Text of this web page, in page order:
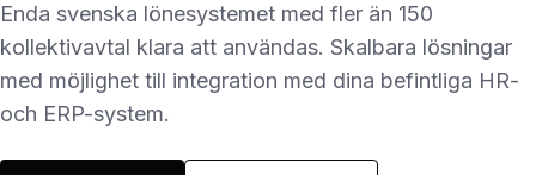
Enda svenska lönesystemet med fler än 150
kollektivavtal klara att användas. Skalbara lösningar
med möjlighet till integration med dina befintliga HR-
och ERP-system.